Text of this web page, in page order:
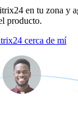
en tu zona y
producto.
cerca de mí